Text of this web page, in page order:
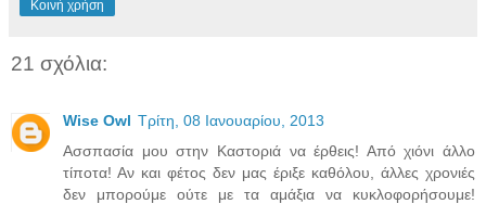
Κοινή χρήση
21 σχόλια:
Wise Owl Τρίτη, 08 Ιανουαρίου, 2013
Ασσπασία μου στην Καστοριά να έρθεις! Από χιόνι άλλο
τίποτα! Αν και φέτος δεν μας έριξε καθόλου, άλλες χρονιές
δεν μπορούμε ούτε με τα αμάξια να κυκλοφορήσουμε!